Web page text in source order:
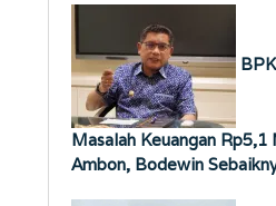
Masalah Keuangan
Ambon, Bodewin